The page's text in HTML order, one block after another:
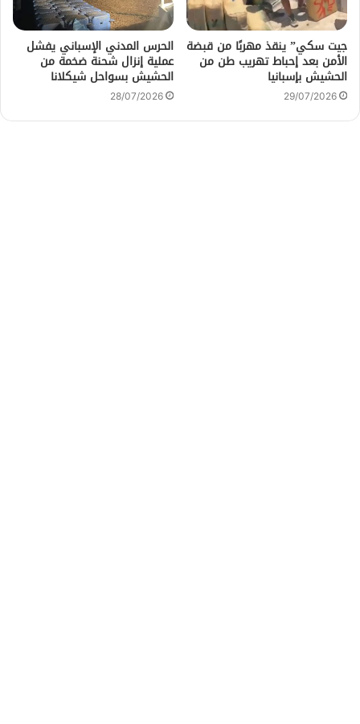
جيت سكي” ينقذ مهربًا من قبضة
الأمن بعد إحباط تهريب طن من
الحشيش بإسبانيا
29/07/2026
الحرس المدني الإسباني يفشل
عملية إنزال شحنة ضخمة من
الحشيش بسواحل شيكلانا
28/07/2026